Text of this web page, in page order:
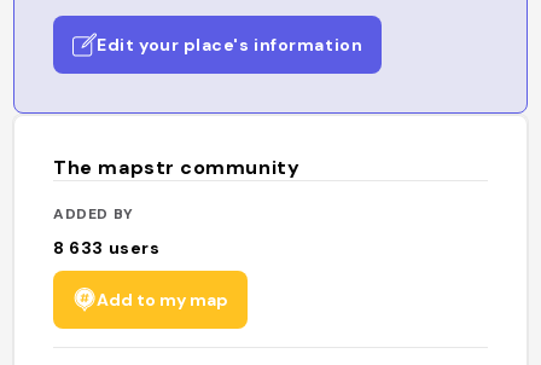
Edit your place's information
The mapstr community
ADDED BY
8 633 users
Add to my map